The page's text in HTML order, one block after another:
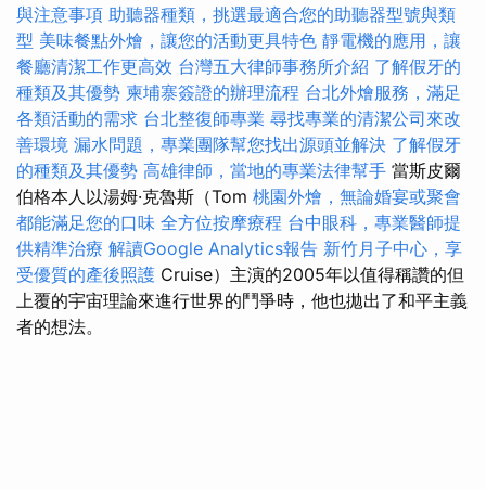
與注意事項 助聽器種類，挑選最適合您的助聽器型號與類
型 美味餐點外燴，讓您的活動更具特色 靜電機的應用，讓
餐廳清潔工作更高效 台灣五大律師事務所介紹 了解假牙的
種類及其優勢 柬埔寨簽證的辦理流程 台北外燴服務，滿足
各類活動的需求 台北整復師專業 尋找專業的清潔公司來改
善環境 漏水問題，專業團隊幫您找出源頭並解決 了解假牙
的種類及其優勢 高雄律師，當地的專業法律幫手 當斯皮爾
伯格本人以湯姆·克魯斯（Tom 桃園外燴，無論婚宴或聚會
都能滿足您的口味 全方位按摩療程 台中眼科，專業醫師提
供精準治療 解讀Google Analytics報告 新竹月子中心，享
受優質的產後照護 Cruise）主演的2005年以值得稱讚的但
上覆的宇宙理論來進行世界的鬥爭時，他也拋出了和平主義
者的想法。